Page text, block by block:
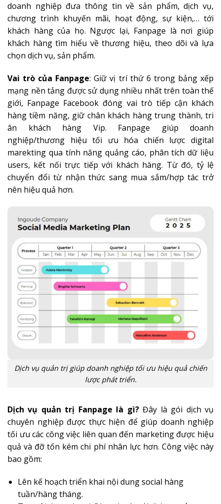
doanh nghiệp đưa thông tin về sản phẩm, dịch vụ,
chương trình khuyến mãi, hoạt động, sự kiện,… tới
khách hàng của họ. Ngược lại, Fanpage là nơi giúp
khách hàng tìm hiểu về thương hiệu, theo dõi và lựa
chọn dịch vụ, sản phẩm.
Vai trò của Fanpage: Giữ vị trí thứ 6 trong bảng xếp
mạng nền tảng được sử dụng nhiều nhất trên toàn thế
giới, Fanpage Facebook đóng vai trò tiếp cận khách
hàng tiềm năng, giữ chân khách hàng trung thành, tri
ân khách hàng Vip. Fanpage giúp doanh
nghiệp/thương hiệu tối ưu hóa chiến lược digital
marekting qua tính năng quảng cáo, phân tích dữ liệu
users, kết nối trực tiếp với khách hàng. Từ đó, tỷ lệ
chuyển đổi từ nhận thức sang mua sắm/hợp tác trở
nên hiệu quả hơn.
Dịch vụ quản trị giúp doanh nghiệp tối ưu hiệu quả chiến
lược phát triển.
Dịch vụ quản trị Fanpage là gì?Đây là gói dịch vụ
chuyên nghiệp được thực hiện để giúp doanh nghiệp
tối ưu các công việc liên quan đến marketing được hiệu
quả và đỡ tốn kém chi phí nhân lực hơn. Công việc này
bao gồm:
Lên kế hoạch triển khai nội dung social hàng
tuần/hàng tháng.